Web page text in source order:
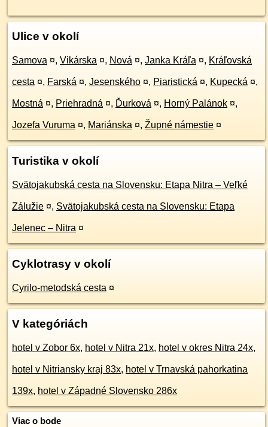
Ulice v okolí
Samova ¤, Vikárska ¤, Nová ¤, Janka Kráľa ¤, Kráľovská
cesta ¤, Farská ¤, Jesenského ¤, Piaristická ¤, Kupecká ¤,
Mostná ¤, Priehradná ¤, Ďurková ¤, Horný Palánok ¤,
Jozefa Vuruma ¤, Mariánska ¤, Župné námestie ¤
Turistika v okolí
Svätojakubská cesta na Slovensku: Etapa Nitra – Veľké
Zálužie ¤, Svätojakubská cesta na Slovensku: Etapa
Jelenec – Nitra ¤
Cyklotrasy v okolí
Cyrilo-metodská cesta ¤
V kategóriách
hotel v Zobor 6x, hotel v Nitra 21x, hotel v okres Nitra 24x,
hotel v Nitriansky kraj 83x, hotel v Trnavská pahorkatina
139x, hotel v Západné Slovensko 286x
Viac o bode